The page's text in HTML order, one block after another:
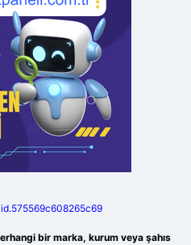
bir marka, kurum veya şahıs